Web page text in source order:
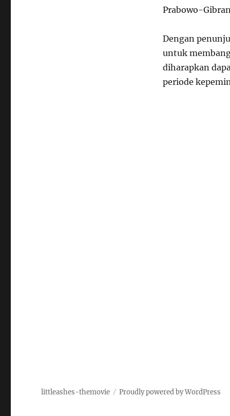
Prabowo-
Dengan
untuk
diharapkan
periode
littleashes-themovie Proudly powered by WordPress